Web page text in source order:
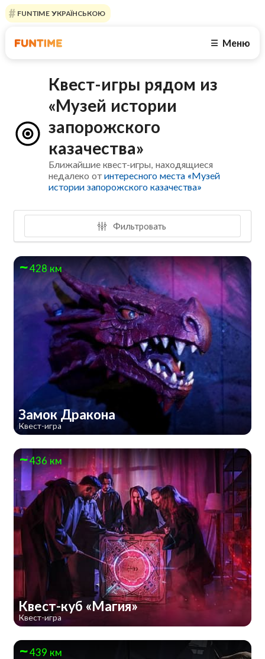
FUNTIME УКРАЇНСЬКОЮ
☰ Меню
Квест-игры рядом из
«Музей истории
запорожского
казачества»
Ближайшие квест-игры, находящиеся
недалеко отинтересного места «Музей
истории запорожского казачества»
Фильтровать
428 км
Замок Дракона
Квест-игра
436 км
Квест-куб «Магия»
Квест-игра
439 км